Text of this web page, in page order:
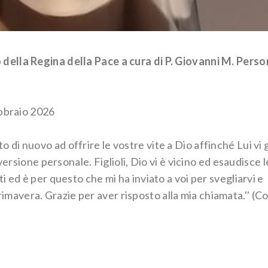
Regina della Pace a cura di P. Giovanni M.
2026
di nuovo ad offrire le vostre vite a Dio affinché Lui vi
personale. Figlioli, Dio vi è vicino ed esaudisce
è per questo che mi ha inviato a voi per svegliarvi e
Grazie per aver risposto alla mia chiamata.''